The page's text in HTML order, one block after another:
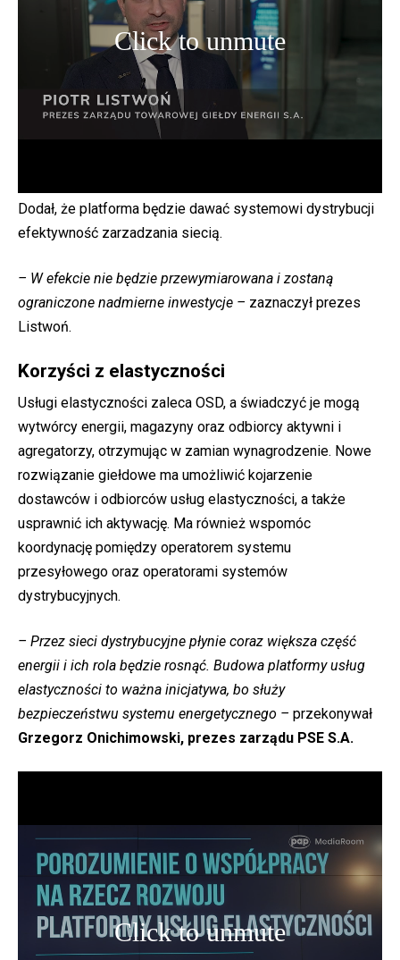
Dodał, że platforma będzie dawać systemowi dystrybucji
efektywność zarzadzania siecią.
– W efekcie nie będzie przewymiarowana i zostaną
ograniczone nadmierne inwestycje – zaznaczył prezes
Listwoń.
Korzyści z elastyczności
Usługi elastyczności zaleca OSD, a świadczyć je mogą
wytwórcy energii, magazyny oraz odbiorcy aktywni i
agregatorzy, otrzymując w zamian wynagrodzenie. Nowe
rozwiązanie giełdowe ma umożliwić kojarzenie
dostawców i odbiorców usług elastyczności, a także
usprawnić ich aktywację. Ma również wspomóc
koordynację pomiędzy operatorem systemu
przesyłowego oraz operatorami systemów
dystrybucyjnych.
– Przez sieci dystrybucyjne płynie coraz większa część
energii i ich rola będzie rosnąć. Budowa platformy usług
elastyczności to ważna inicjatywa, bo służy
bezpieczeństwu systemu energetycznego – przekonywał
Grzegorz Onichimowski, prezes zarządu PSE S.A.